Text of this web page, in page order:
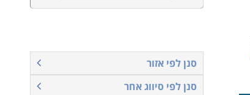
סנן לפי אזור
סנן לפי סיווג אחר